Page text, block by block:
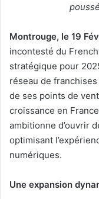
Montrouge, le 19
incontesté du
stratégique pour
réseau de
de ses points de
croissance en
ambitionne d’ouvrir
optimisant
numériques.
Une expansion